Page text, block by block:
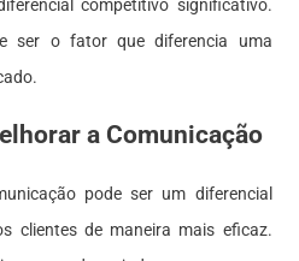
competitivo significativo.
ser o fator que diferencia uma
a Comunicação
pode ser um diferencial
clientes de maneira mais eficaz.